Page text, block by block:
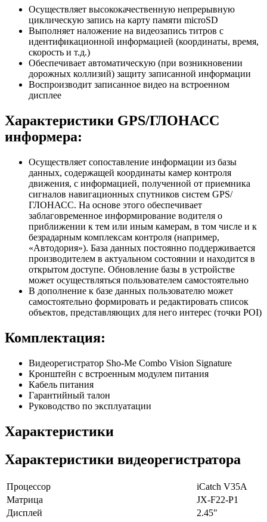
Осуществляет высококачественную непрерывную
циклическую запись на карту памяти microSD
Выполняет наложение на видеозапись титров с
идентификационной информацией (координаты, время,
скорость и т.д.)
Обеспечивает автоматическую (при возникновении
дорожных коллизий) защиту записанной информации
Воспроизводит записанное видео на встроенном
дисплее
Характеристики GPS/ГЛОНАСС
информера:
Осуществляет сопоставление информации из базы
данных, содержащей координаты камер контроля
движения, с информацией, полученной от приемника
сигналов навигационных спутников систем GPS/
ГЛОНАСС. На основе этого обеспечивает
заблаговременное информирование водителя о
приближении к тем или иным камерам, в том числе и к
безрадарным комплексам контроля (например,
«Автодория»). База данных постоянно поддерживается
производителем в актуальном состоянии и находится в
открытом доступе. Обновление базы в устройстве
может осуществляться пользователем самостоятельно
В дополнение к базе данных пользователю может
самостоятельно формировать и редактировать список
объектов, представляющих для него интерес (точки POI)
Комплектация:
Видеорегистратор Sho-Me Combo Vision Signature
Кронштейн с встроенным модулем питания
Кабель питания
Гарантийный талон
Руководство по эксплуатации
Характеристики
Характеристики видеорегистратора
Процессор
iCatch V35A
Матрица
JX-F22-P1
Дисплей
2.45"